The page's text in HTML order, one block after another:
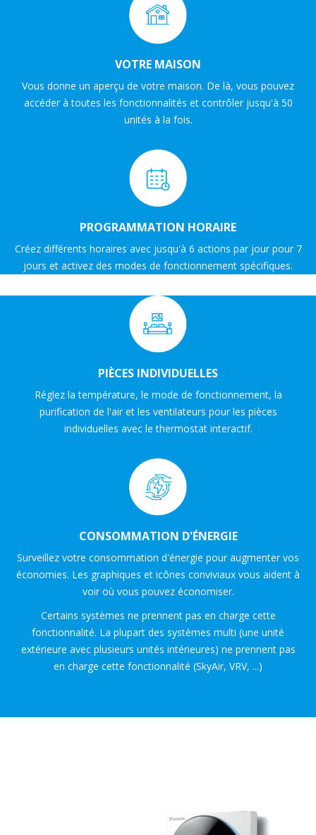
VOTRE MAISON
Vous donne un aperçu de votre maison. De là, vous pouvez
accéder à toutes les fonctionnalités et contrôler jusqu'à 50
unités à la fois.
PROGRAMMATION HORAIRE
Créez différents horaires avec jusqu'à 6 actions par jour pour 7
jours et activez des modes de fonctionnement spécifiques.
PIÈCES INDIVIDUELLES
Réglez la température, le mode de fonctionnement, la
purification de l'air et les ventilateurs pour les pièces
individuelles avec le thermostat interactif.
CONSOMMATION D'ÉNERGIE
Surveillez votre consommation d'énergie pour augmenter vos
économies. Les graphiques et icônes conviviaux vous aident à
voir où vous pouvez économiser.
Certains systèmes ne prennent pas en charge cette
fonctionnalité. La plupart des systèmes multi (une unité
extérieure avec plusieurs unités intérieures) ne prennent pas
en charge cette fonctionnalité (SkyAir, VRV, ...)